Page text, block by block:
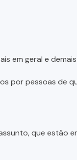
em geral e
por pessoas de
que estão